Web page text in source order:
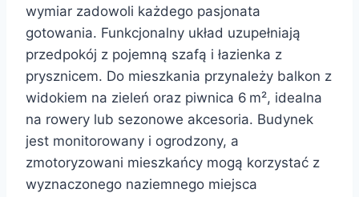
wymiar zadowoli każdego pasjonata
gotowania. Funkcjonalny układ uzupełniają
przedpokój z pojemną szafą i łazienka z
prysznicem. Do mieszkania przynależy balkon z
widokiem na zieleń oraz piwnica 6 m², idealna
na rowery lub sezonowe akcesoria. Budynek
jest monitorowany i ogrodzony, a
zmotoryzowani mieszkańcy mogą korzystać z
wyznaczonego naziemnego miejsca